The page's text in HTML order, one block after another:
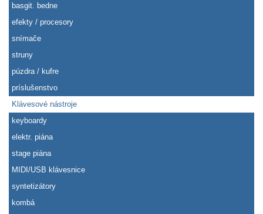
basgit. bedne
efekty / procesory
snímače
struny
púzdra / kufre
príslušenstvo
Klávesové nástroje
keyboardy
elektr. piána
stage piána
MIDI/USB klávesnice
syntetizátory
kombá